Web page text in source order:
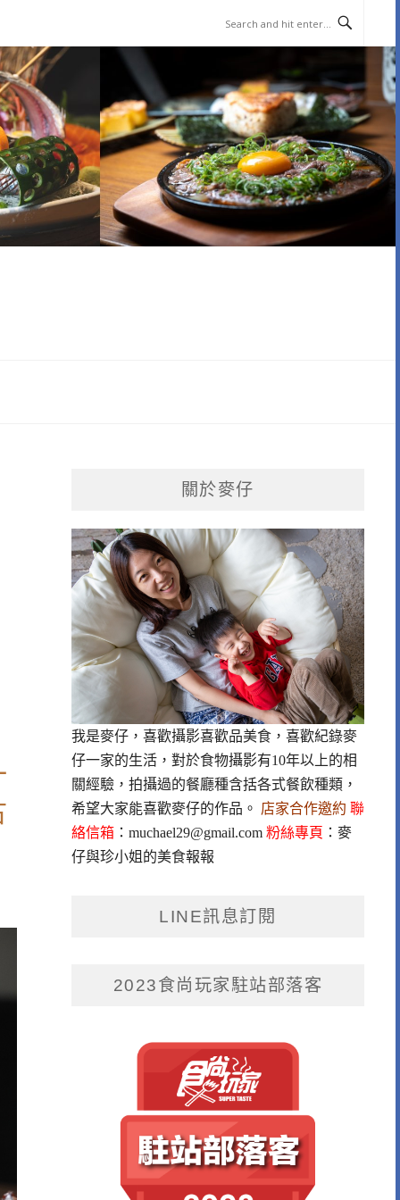
關於麥仔
我是麥仔，喜歡攝影喜歡品美食，喜歡紀錄麥
仔一家的生活，對於食物攝影有10年以上的相
關經驗，拍攝過的餐廳種含括各式餐飲種類，
希望大家能喜歡麥仔的作品。 店家合作邀約 聯
絡信箱： muchael29@gmail.com 粉絲專頁 ： 麥
仔與珍小姐的美食報報
LINE訊息訂閱
2023食尚玩家駐站部落客